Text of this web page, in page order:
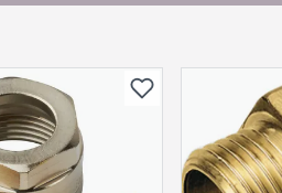
vist her etter at det er
Bli den første til å stille et
produktet.